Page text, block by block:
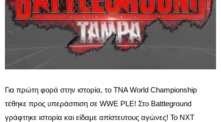
Για πρώτη φορά στην ιστορία, το TNA World Championship
τέθηκε προς υπεράσπιση σε WWE PLE! Στο Battleground
γράφτηκε ιστορία και είδαμε απίστευτους αγώνες! Το NXT